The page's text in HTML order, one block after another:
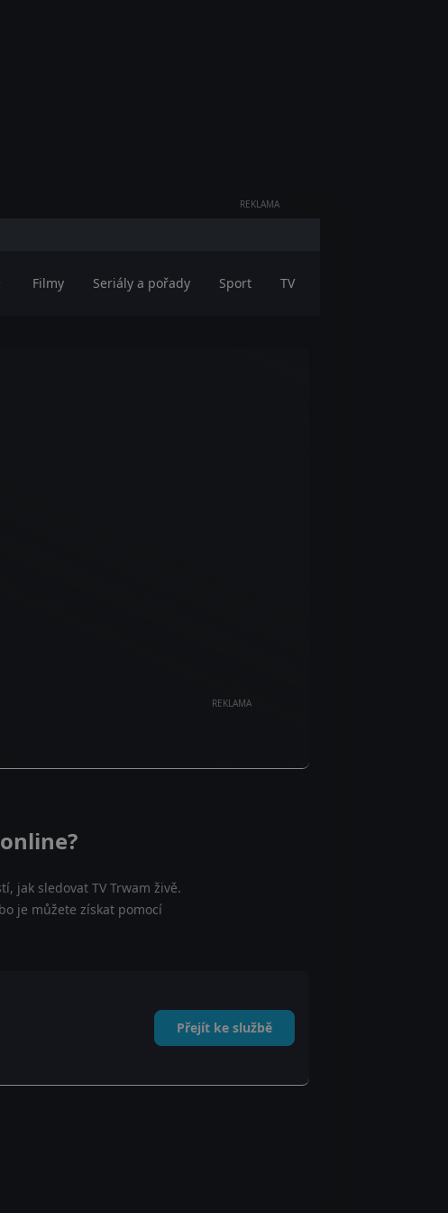
REKLAMA
Filmy Seriály a pořady Sport TV
REKLAMA
jak sledovat TV Trwam živě.
je můžete získat pomocí
Přejít ke službě